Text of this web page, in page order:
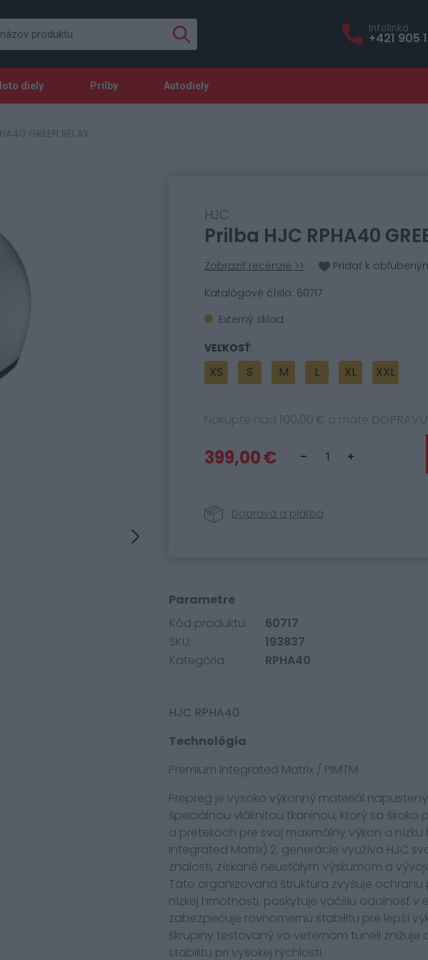
Infolinka
+421 905
diely Prilby Autodiely
GREEN RELAX
HJC
Prilba HJC RPHA40
Zobraziť recenzie >>
Pridať k
Katalógové číslo: 60717
Externý sklad
VEĽKOSŤ:
XS
S M L XL XXL
Nakúpte nad 100,00 € a máte
399,00 €
Doprava a platba
Parametre
Kód produktu:
60717
SKU:
193837
Kategória:
RPHA40
HJC RPHA40
Technológia
Premium Integrated Matrix / PIMTM :
Prepreg je vysoko výkonný materiál
špeciálnou vláknitou tkaninou, ktorý sa široko
a pretekoch pre svoj maximálny výkon a nízku
Integrated Matrix) 2. generácie využíva HJC
znalosti, získané neustálym výskumom a
Táto organizovaná štruktúra zvyšuje
nízkej hmotnosti, poskytuje väčšiu odolnosť v
zabezpečuje rovnomernú stabilitu pre lepší
škrupiny testovaný vo veternom tuneli
stabilitu pri vysokej rýchlosti.